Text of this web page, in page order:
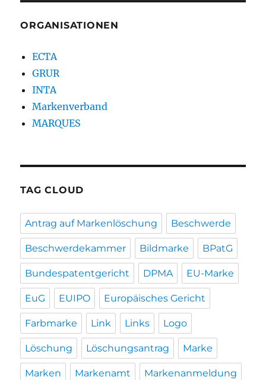
ORGANISATIONEN
ECTA
GRUR
INTA
Markenverband
MARQUES
TAG CLOUD
Antrag auf Markenlöschung Beschwerde
Beschwerdekammer Bildmarke BPatG
Bundespatentgericht DPMA EU-Marke
EuG EUIPO Europäisches Gericht
Farbmarke Link Links Logo
Löschung Löschungsantrag Marke
Marken Markenamt Markenanmeldung